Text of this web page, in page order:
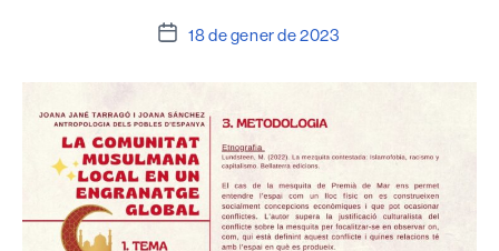
Data
l'entrada
18 de gener de 2023